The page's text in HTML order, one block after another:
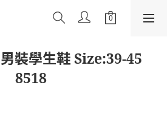
裝學生鞋 Size:39-45
8518